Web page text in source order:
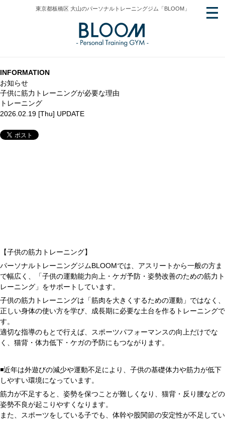
東京都板橋区 大山のパーソナルトレーニングジム「BLOOM」
INFORMATION
お知らせ
子供に筋力トレーニングが必要な理由
トレーニング
2026.02.19 [Thu] UPDATE
【子供の筋力トレーニング】
パーソナルトレーニングジムBLOOMでは、アスリートから一般の方ま
で幅広く、「子供の運動能力向上・ケガ予防・姿勢改善のための筋力ト
レーニング」をサポートしています。
子供の筋力トレーニングは「筋肉を大きくするための運動」ではなく、
正しい身体の使い方を学び、成長期に必要な土台を作るトレーニングで
す。
適切な指導のもとで行えば、スポーツパフォーマンスの向上だけでな
く、猫背・体力低下・ケガの予防にもつながります。
◾️近年は外遊びの減少や運動不足により、子供の基礎体力や筋力が低下
しやすい環境になっています。
筋力が不足すると、姿勢を保つことが難しくなり、猫背・反り腰などの
姿勢不良が起こりやすくなります。
また、スポーツをしている子でも、体幹や股関節の安定性が不足してい